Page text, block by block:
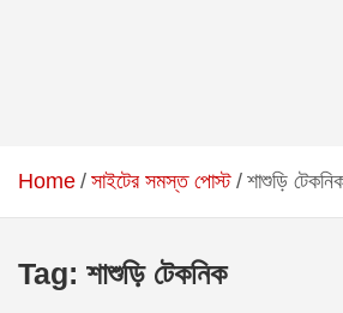
Home সাইটের সমস্ত পোস্ট শাশুড়ি
Tag: শাশুড়ি টেকনিক